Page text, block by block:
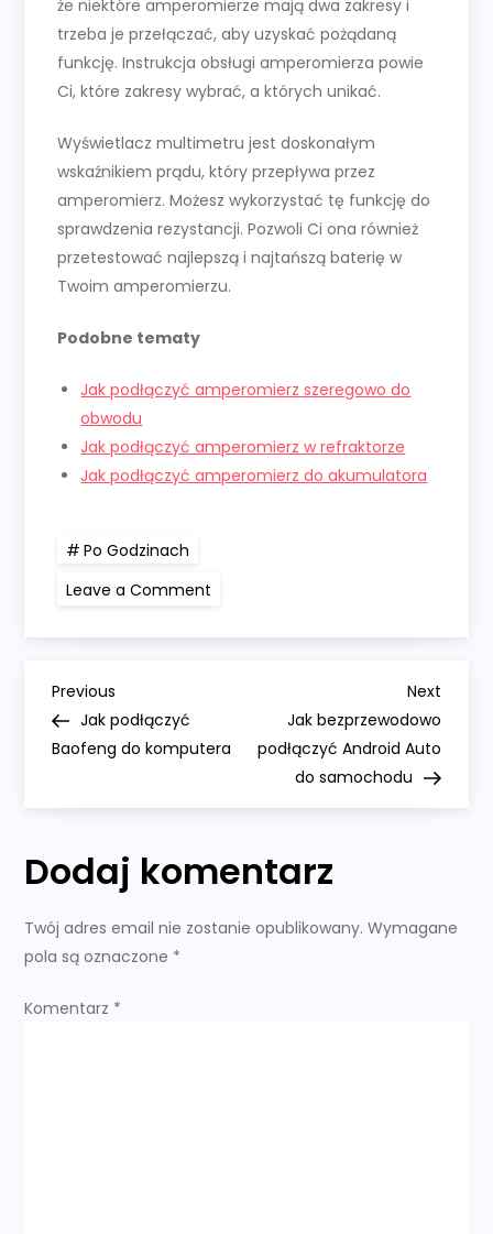
że niektóre amperomierze mają dwa zakresy i
trzeba je przełączać, aby uzyskać pożądaną
funkcję. Instrukcja obsługi amperomierza powie
Ci, które zakresy wybrać, a których unikać.
Wyświetlacz multimetru jest doskonałym
wskaźnikiem prądu, który przepływa przez
amperomierz. Możesz wykorzystać tę funkcję do
sprawdzenia rezystancji. Pozwoli Ci ona również
przetestować najlepszą i najtańszą baterię w
Twoim amperomierzu.
Podobne tematy
Jak podłączyć amperomierz szeregowo do
obwodu
Jak podłączyć amperomierz w refraktorze
Jak podłączyć amperomierz do akumulatora
Po Godzinach
Leave a Comment
amperomierz
N
a
w
i
g
a
c
Previous
Post
Previous
Jak podłączyć
Baofeng do komputera
Next
Post
Next
Jak bezprzewodowo
podłączyć Android Auto
do samochodu
Dodaj komentarz
Twój adres email nie zostanie opublikowany. Wymagane
pola są oznaczone *
Komentarz *